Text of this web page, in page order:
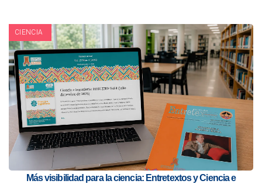
CIENCIA
Más visibilidad para la ciencia: Entretextos y Ciencia e